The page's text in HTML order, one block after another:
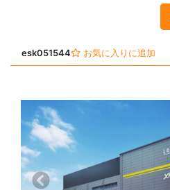
esk051544 お気に入りに追加
前へ